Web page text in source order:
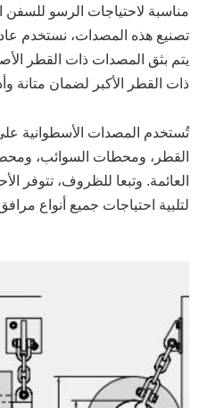
مناسبة لاحتياجات الرسو للسفن
تصنيع هذه المصدات، نستخدم
يتم بثق المصدات ذات القطر
ذات القطر الأكبر لضمان متانة
تُستخدم المصدات الأسطوانية
القطر، ومحطات السوائب،
العائمة. وتبعا للظروف، تتوفر
لتلبية احتياجات جميع أنواع